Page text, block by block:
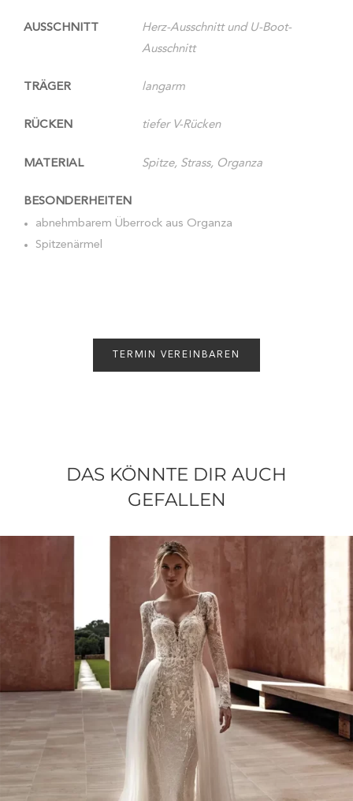
AUSSCHNITT
Herz-Ausschnitt und U-Boot-
Ausschnitt
TRÄGER langarm
RÜCKEN tiefer V-Rücken
MATERIAL Spitze, Strass, Organza
BESONDERHEITEN
abnehmbarem Überrock aus Organza
Spitzenärmel
TERMIN VEREINBAREN
DAS KÖNNTE DIR AUCH
GEFALLEN